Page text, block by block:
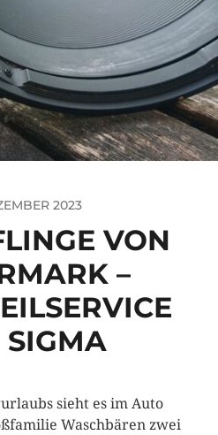
2023
VON
–
SIGMA
sieht es im Auto
Waschbären zwei